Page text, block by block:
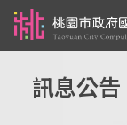
訊息公告